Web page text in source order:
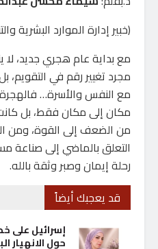
(خبير إدارة الموارد البشرية
مع بداية عام هجري جديد، لا
مجرد تغيير رقم في
مع النفس والأسرة… فالهجرة
مكان إلى مكان فقط، بل
من الضعف إلى القوة، ومن
التعلق بالماضي إلى
رحلة إيمان وصبر وثقة بالله.
قد يعجبك أيضاً
إسرائيل على
حول الانهيار